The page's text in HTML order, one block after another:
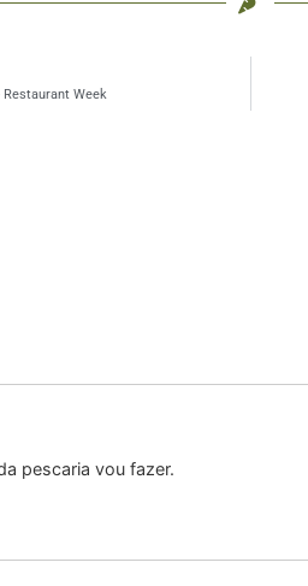
Week
pescaria vou fazer.